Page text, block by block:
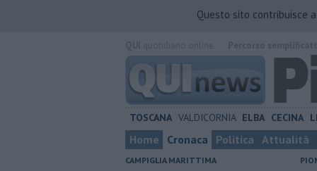
Questo sito contribuisce
TOSCANA VALDICORNIA ELBA CECINA
Home Cronaca Politica Attualità
CAMPIGLIA MARITTIMA